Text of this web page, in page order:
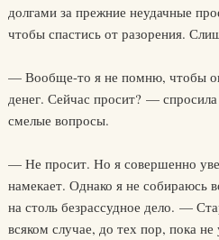
долгами за прежние неудачные
чтобы спастись от разорения.
— Вообще-то я не помню, чтобы он
денег. Сейчас просит? —
смелые вопросы.
— Не просит. Но я совершенно
намекает. Однако я не собираюсь
на столь безрассудное дело. —
всяком случае, до тех пор, пока